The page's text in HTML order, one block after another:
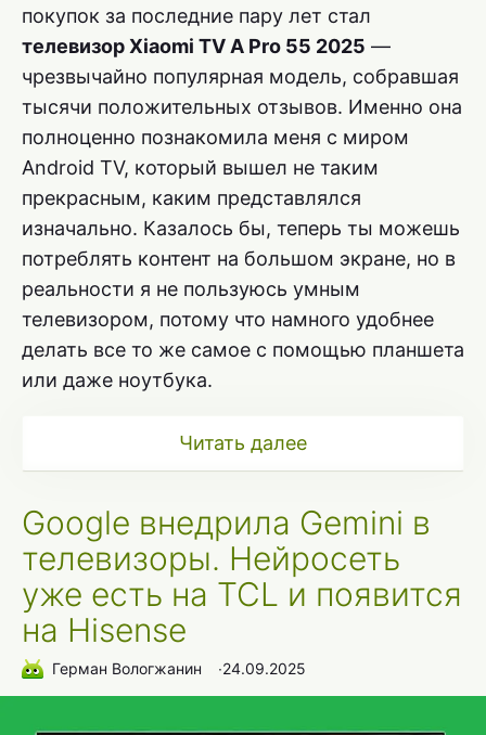
покупок за последние пару лет стал
телевизор Xiaomi TV A Pro 55 2025 —
чрезвычайно популярная модель, собравшая
тысячи положительных отзывов. Именно она
полноценно познакомила меня с миром
Android TV, который вышел не таким
прекрасным, каким представлялся
изначально. Казалось бы, теперь ты можешь
потреблять контент на большом экране, но в
реальности я не пользуюсь умным
телевизором, потому что намного удобнее
делать все то же самое с помощью планшета
или даже ноутбука.
Читать далее
Google внедрила Gemini в
телевизоры. Нейросеть
уже есть на TCL и появится
на Hisense
Герман Вологжанин ∙24.09.2025